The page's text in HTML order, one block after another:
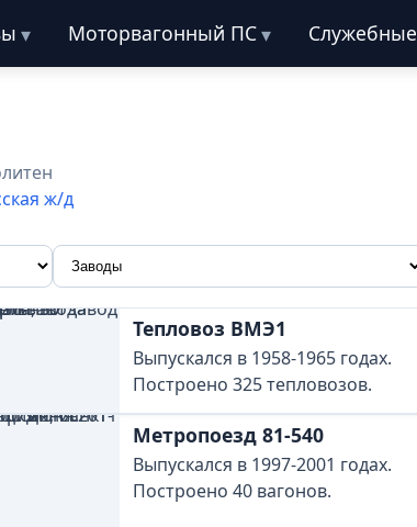
Моторвагонный ПС Служебные
ж/д
Тепловоз ВМЭ1
Выпускался в 1958-1965 годах.
Построено 325 тепловозов.
Метропоезд 81-540
Выпускался в 1997-2001 годах.
Построено 40 вагонов.